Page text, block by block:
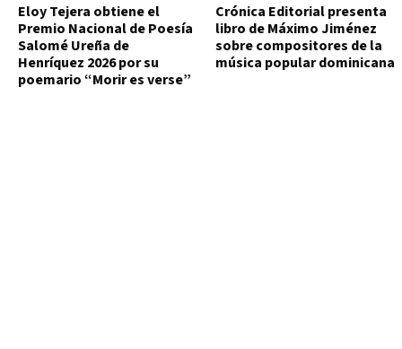
Eloy Tejera obtiene el
Premio Nacional de Poesía
Salomé Ureña de
Henríquez 2026 por su
poemario “Morir es verse”
Crónica Editorial presenta
libro de Máximo Jiménez
sobre compositores de la
música popular dominicana